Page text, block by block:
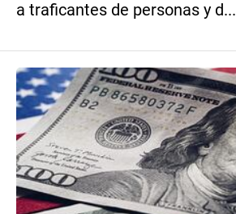
a traficantes de personas y d...